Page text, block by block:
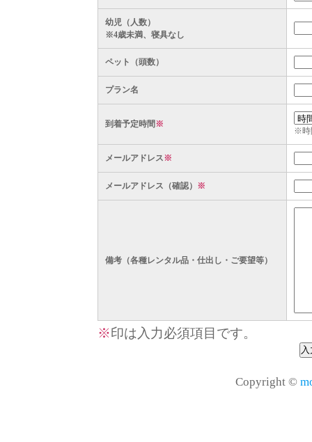
幼児（人数）
※4歳未満、寝具なし
ペット（頭数）
プラン名
到着予定時間※
※時
メールアドレス※
メールアドレス（確認） ※
備考（各種レンタル品・仕出し・ご要望等）
※印は入力必須項目です。
Copyright ©